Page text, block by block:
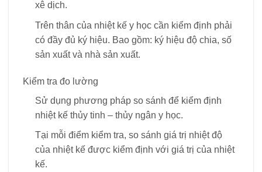
xê dịch.
Trên thân của nhiệt kế y học cần kiểm định phải
có đầy đủ ký hiệu. Bao gồm: ký hiệu độ chia, số
sản xuất và nhà sản xuất.
Kiểm tra đo lường
Sử dụng phương pháp so sánh để kiểm định
nhiệt kế thủy tinh – thủy ngân y học.
Tại mỗi điểm kiểm tra, so sánh giá trị nhiệt độ
của nhiệt kế được kiểm định với giá trị của nhiệt
kế.